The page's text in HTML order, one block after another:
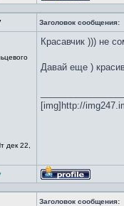
Профиль
Заголовок сообщения:
дек 22,
Красавчик ))) не
Давай еще )
[img]http://
Профиль
Заголовок сообщения: